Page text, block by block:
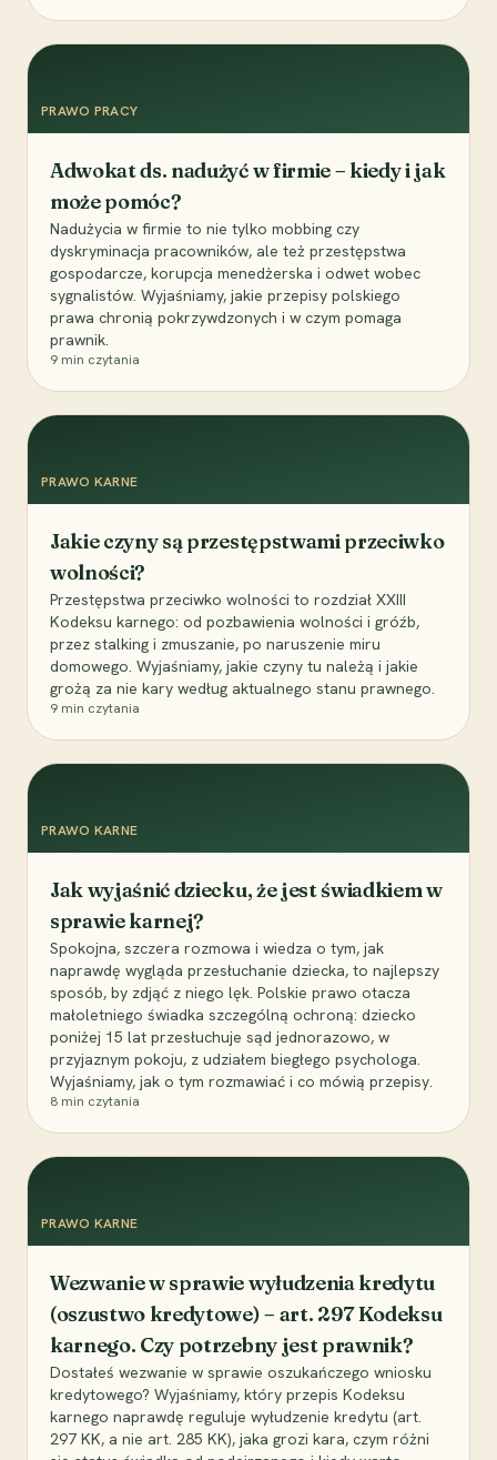
PRAWO PRACY
Adwokat ds. nadużyć w firmie – kiedy i jak
może pomóc?
Nadużycia w firmie to nie tylko mobbing czy
dyskryminacja pracowników, ale też przestępstwa
gospodarcze, korupcja menedżerska i odwet wobec
sygnalistów. Wyjaśniamy, jakie przepisy polskiego
prawa chronią pokrzywdzonych i w czym pomaga
prawnik.
9 min czytania
PRAWO KARNE
Jakie czyny są przestępstwami przeciwko
wolności?
Przestępstwa przeciwko wolności to rozdział XXIII
Kodeksu karnego: od pozbawienia wolności i gróźb,
przez stalking i zmuszanie, po naruszenie miru
domowego. Wyjaśniamy, jakie czyny tu należą i jakie
grożą za nie kary według aktualnego stanu prawnego.
9 min czytania
PRAWO KARNE
Jak wyjaśnić dziecku, że jest świadkiem w
sprawie karnej?
Spokojna, szczera rozmowa i wiedza o tym, jak
naprawdę wygląda przesłuchanie dziecka, to najlepszy
sposób, by zdjąć z niego lęk. Polskie prawo otacza
małoletniego świadka szczególną ochroną: dziecko
poniżej 15 lat przesłuchuje sąd jednorazowo, w
przyjaznym pokoju, z udziałem biegłego psychologa.
Wyjaśniamy, jak o tym rozmawiać i co mówią przepisy.
8 min czytania
PRAWO KARNE
Wezwanie w sprawie wyłudzenia kredytu
(oszustwo kredytowe) – art. 297 Kodeksu
karnego. Czy potrzebny jest prawnik?
Dostałeś wezwanie w sprawie oszukańczego wniosku
kredytowego? Wyjaśniamy, który przepis Kodeksu
karnego naprawdę reguluje wyłudzenie kredytu (art.
297 KK, a nie art. 285 KK), jaka grozi kara, czym różni